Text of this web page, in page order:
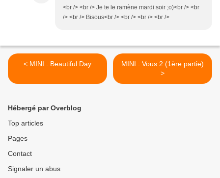
<br /> <br /> Je te le ramène mardi soir ;o)<br /> <br
/> <br /> Bisous<br /> <br /> <br /> <br />
< MINI : Beautiful Day
MINI : Vous 2 (1ère partie)
>
Hébergé par Overblog
Top articles
Pages
Contact
Signaler un abus